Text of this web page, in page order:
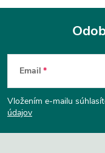
Z
á
p
Email
Vložením e-mailu
údajov